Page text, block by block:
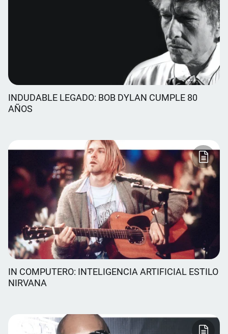
INDUDABLE LEGADO: BOB DYLAN CUMPLE 80
AÑOS
IN COMPUTERO: INTELIGENCIA ARTIFICIAL ESTILO
NIRVANA